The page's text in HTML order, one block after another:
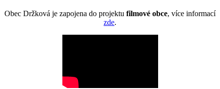
Obec Držková je zapojena do projektu filmové obce, více informací
zde.